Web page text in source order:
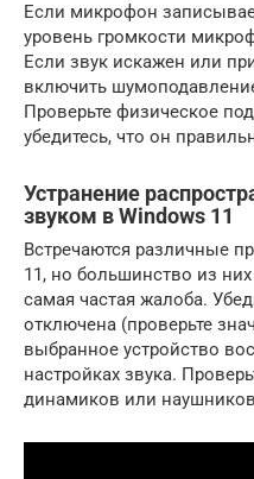
Если микрофон
уровень громкости
Если звук искажен или
включить
Проверьте физическое
убедитесь, что он
Устранение
звуком в Windows 11
Встречаются различные
11, но большинство из
самая частая жалоба.
отключена (проверьте
выбранное устройство
настройках звука.
динамиков или